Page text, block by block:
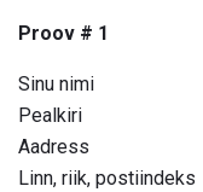
Proov # 1
Sinu nimi
Pealkiri
Aadress
Linn, riik, postiindeks